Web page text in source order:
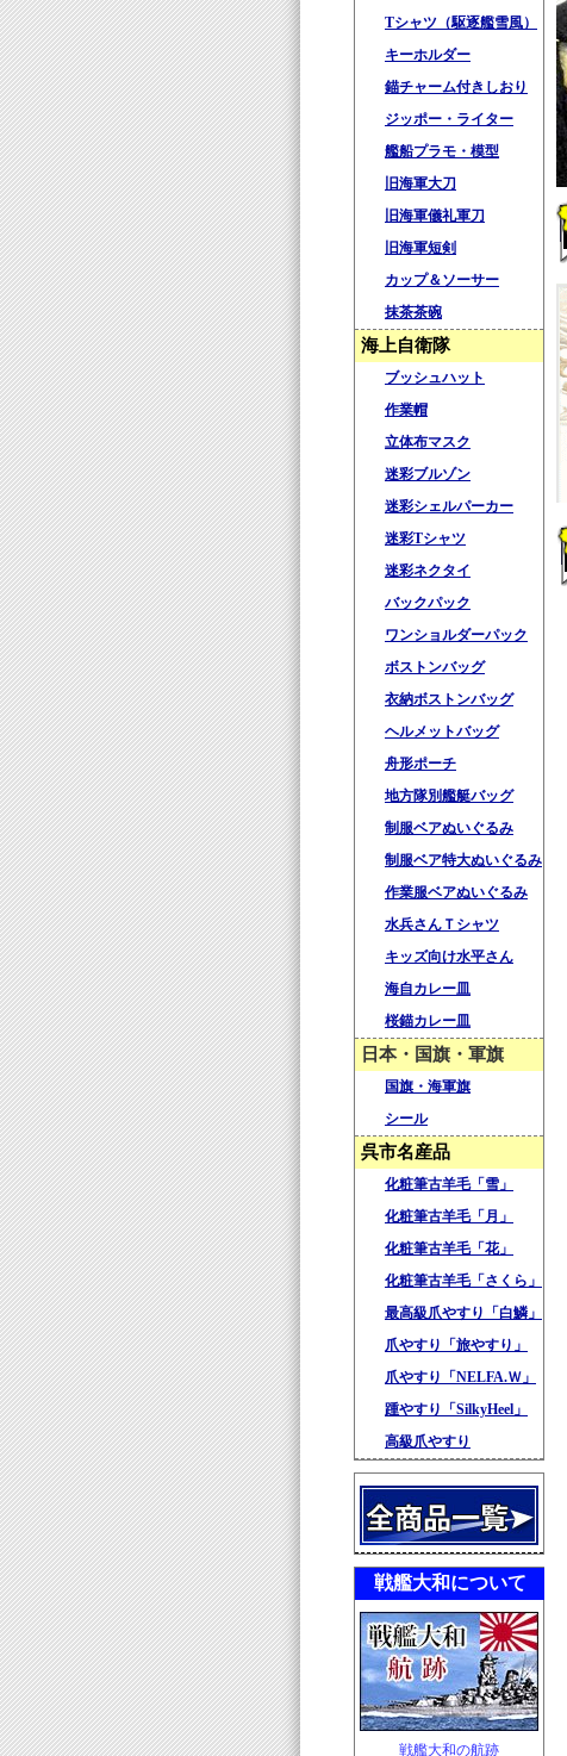
Tシャツ（駆逐艦雪風）
キーホルダー
錨チャーム付きしおり
ジッポー・ライター
艦船プラモ・模型
旧海軍大刀
旧海軍儀礼軍刀
旧海軍短剣
カップ＆ソーサー
抹茶茶碗
海上自衛隊
ブッシュハット
作業帽
立体布マスク
迷彩ブルゾン
迷彩シェルパーカー
迷彩Tシャツ
迷彩ネクタイ
バックパック
ワンショルダーパック
ボストンバッグ
衣納ボストンバッグ
ヘルメットバッグ
舟形ポーチ
地方隊別艦艇バッグ
制服ベアぬいぐるみ
制服ベア特大ぬいぐるみ
作業服ベアぬいぐるみ
水兵さんＴシャツ
キッズ向け水平さん
海自カレー皿
桜錨カレー皿
日本・国旗・軍旗
国旗・海軍旗
シール
呉市名産品
化粧筆古羊毛「雪」
化粧筆古羊毛「月」
化粧筆古羊毛「花」
化粧筆古羊毛「さくら」
最高級爪やすり「白鱗」
爪やすり「旅やすり」
爪やすり「NELFA.Ｗ」
踵やすり「SilkyHeel」
高級爪やすり
戦艦大和について
戦艦大和の航跡